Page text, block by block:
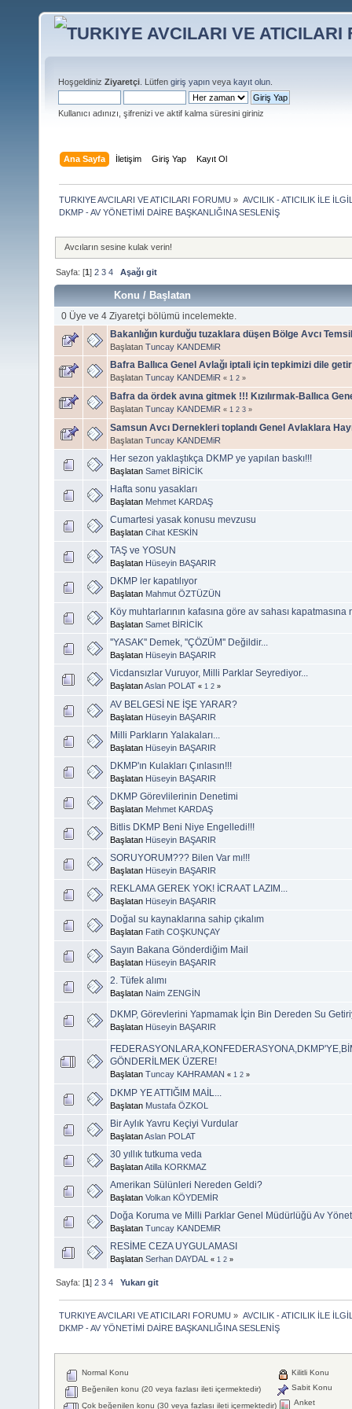
Hoşgeldiniz Ziyaretçi . Lütfen giriş yapın veya kayıt olun
Kullanıcı adınızı, şifrenizi ve aktif kalma süresini giriniz
Ana Sayfa İletişim Giriş Yap Kayıt Ol
TURKIYE AVCILARI VE ATICILARI FORUMU » AVCILIK - ATICILIK İLE
DKMP - AV YÖNETİMİ DAİRE BAŞKANLIĞINA SESLENİŞ
Avcıların sesine kulak verin!
Sayfa: [1]2 3 4 Aşağı git
Konu / Başlatan
0 Üye ve 4 Ziyaretçi bölümü incelemekte.
Bakanlığın kurduğu tuzaklara düşen Bölge Avcı
Başlatan Tuncay KANDEMiR
Bafra Ballıca Genel Avlağı iptali için tepkimizi dile
Başlatan Tuncay KANDEMiR « 1 2 »
Bafra da ördek avına gitmek !!! Kızılırmak-Ballıca
Başlatan Tuncay KANDEMiR « 1 2 3 »
Samsun Avcı Dernekleri toplandı Genel Avlaklara
Başlatan Tuncay KANDEMiR
Her sezon yaklaştıkça DKMP ye yapılan baskı!!!
Başlatan Samet BİRİCİK
Hafta sonu yasakları
Başlatan Mehmet KARDAŞ
Cumartesi yasak konusu mevzusu
Başlatan Cihat KESKİN
TAŞ ve YOSUN
Başlatan Hüseyin BAŞARIR
DKMP ler kapatılıyor
Başlatan Mahmut ÖZTÜZÜN
Köy muhtarlarının kafasına göre av sahası
Başlatan Samet BİRİCİK
''YASAK'' Demek, ''ÇÖZÜM'' Değildir...
Başlatan Hüseyin BAŞARIR
Vicdansızlar Vuruyor, Milli Parklar Seyrediyor...
BaşlatanAslan POLAT « 1 2 »
AV BELGESİ NE İŞE YARAR?
Başlatan Hüseyin BAŞARIR
Milli Parkların Yalakaları...
Başlatan Hüseyin BAŞARIR
DKMP'ın Kulakları Çınlasın!!!
Başlatan Hüseyin BAŞARIR
DKMP Görevlilerinin Denetimi
Başlatan Mehmet KARDAŞ
Bitlis DKMP Beni Niye Engelledi!!!
Başlatan Hüseyin BAŞARIR
SORUYORUM??? Bilen Var mı!!!
Başlatan Hüseyin BAŞARIR
REKLAMA GEREK YOK! İCRAAT LAZIM...
Başlatan Hüseyin BAŞARIR
Doğal su kaynaklarına sahip çıkalım
Başlatan Fatih COŞKUNÇAY
Sayın Bakana Gönderdiğim Mail
Başlatan Hüseyin BAŞARIR
2. Tüfek alımı
Başlatan Naim ZENGİN
DKMP, Görevlerini Yapmamak İçin Bin Dereden Su
Başlatan Hüseyin BAŞARIR
GÖNDERİLMEK ÜZERE!
Başlatan Tuncay KAHRAMAN « 1 2 »
DKMP YE ATTIĞIM MAİL...
Başlatan Mustafa ÖZKOL
Bir Aylık Yavru Keçiyi Vurdular
BaşlatanAslan POLAT
30 yıllık tutkuma veda
BaşlatanAtilla KORKMAZ
Amerikan Sülünleri Nereden Geldi?
Başlatan Volkan KÖYDEMİR
Doğa Koruma ve Milli Parklar Genel Müdürlüğü Av
Başlatan Tuncay KANDEMiR
RESİME CEZA UYGULAMASI
Başlatan Serhan DAYDAL « 1 2 »
Sayfa: [1]2 3 4 Yukarı git
TURKIYE AVCILARI VE ATICILARI FORUMU » AVCILIK - ATICILIK İLE
DKMP - AV YÖNETİMİ DAİRE BAŞKANLIĞINA SESLENİŞ
Normal Konu
Beğenilen konu (20 veya fazlası ileti içermektedir)
Çok beğenilen konu (30 veya fazlası ileti içermektedir)
Kilitli Konu
Sabit Konu
Anket